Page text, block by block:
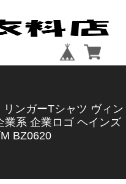
ンガーTシャツ ヴィン
業系 企業ロゴ ヘインズ
BZ0620